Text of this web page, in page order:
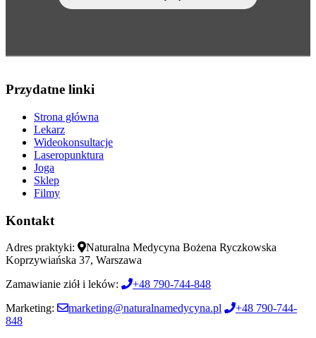
Przydatne linki
Strona główna
Lekarz
Wideokonsultacje
Laseropunktura
Joga
Sklep
Filmy
Kontakt
Adres praktyki:
Naturalna Medycyna Bożena Ryczkowska
Koprzywiańska 37, Warszawa
Zamawianie ziół i leków:
+48 790-744-848
Marketing:
marketing@naturalnamedycyna.pl
+48 790-744-
848